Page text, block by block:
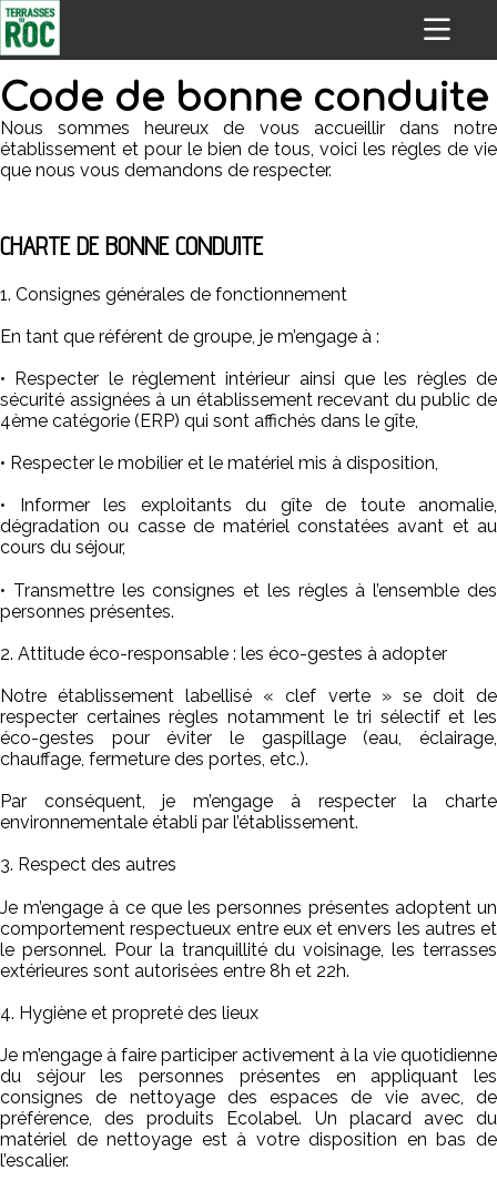
Code de bonne conduite
Nous sommes heureux de vous accueillir dans notre
établissement et pour le bien de tous, voici les règles de vie
que nous vous demandons de respecter.
CHARTE DE BONNE CONDUITE
1. Consignes générales de fonctionnement
En tant que référent de groupe, je m’engage à :
• Respecter le règlement intérieur ainsi que les règles de
sécurité assignées à un établissement recevant du public de
4ème catégorie (ERP) qui sont affichés dans le gîte,
• Respecter le mobilier et le matériel mis à disposition,
• Informer les exploitants du gîte de toute anomalie,
dégradation ou casse de matériel constatées avant et au
cours du séjour,
• Transmettre les consignes et les règles à l’ensemble des
personnes présentes.
2. Attitude éco-responsable : les éco-gestes à adopter
Notre établissement labellisé « clef verte » se doit de
respecter certaines règles notamment le tri sélectif et les
éco-gestes pour éviter le gaspillage (eau, éclairage,
chauffage, fermeture des portes, etc.).
Par conséquent, je m’engage à respecter la charte
environnementale établi par l’établissement.
3. Respect des autres
Je m’engage à ce que les personnes présentes adoptent un
comportement respectueux entre eux et envers les autres et
le personnel. Pour la tranquillité du voisinage, les terrasses
extérieures sont autorisées entre 8h et 22h.
4. Hygiène et propreté des lieux
Je m’engage à faire participer activement à la vie quotidienne
du séjour les personnes présentes en appliquant les
consignes de nettoyage des espaces de vie avec, de
préférence, des produits Ecolabel. Un placard avec du
matériel de nettoyage est à votre disposition en bas de
l’escalier.